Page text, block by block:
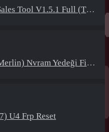
(Tüm Mtk Işlemcili Cihazları Meta Moda Alma)
Yedeği Fix Nv By Dft Pro
U4 Frp Reset